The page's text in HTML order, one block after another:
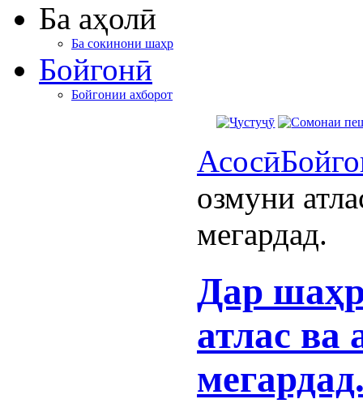
Ба аҳолӣ
Ба сокинони шаҳр
Бойгонӣ
Бойгонии ахборот
Асосӣ
озмуни
мегардад.
Дар
атлас ва